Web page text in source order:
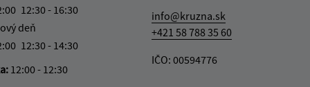
12:30 - 16:30
deň
12:30 - 14:30
12:00 - 12:30
info@kruzna.sk
+421 58 788 35 60
IČO: 00594776